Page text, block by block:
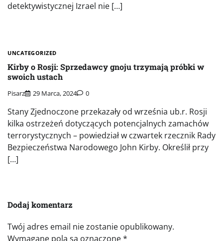
detektywistycznej Izrael nie […]
UNCATEGORIZED
Kirby o Rosji: Sprzedawcy gnoju trzymają próbki w
swoich ustach
Pisarz 29 Marca, 2024 0
Stany Zjednoczone przekazały od września ub.r. Rosji
kilka ostrzeżeń dotyczących potencjalnych zamachów
terrorystycznych – powiedział w czwartek rzecznik Rady
Bezpieczeństwa Narodowego John Kirby. Określił przy
[…]
Dodaj komentarz
Twój adres email nie zostanie opublikowany.
Wymagane pola są oznaczone*